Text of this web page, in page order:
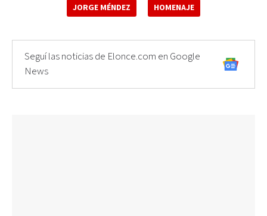
JORGE MÉNDEZ HOMENAJE
Seguí las noticias de Elonce.com en Google
News